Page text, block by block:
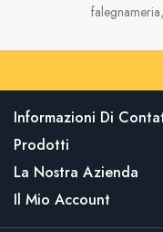
Informazioni Di
Prodotti
La Nostra Azienda
Il Mio Account